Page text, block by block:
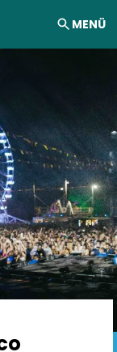
MENÜ